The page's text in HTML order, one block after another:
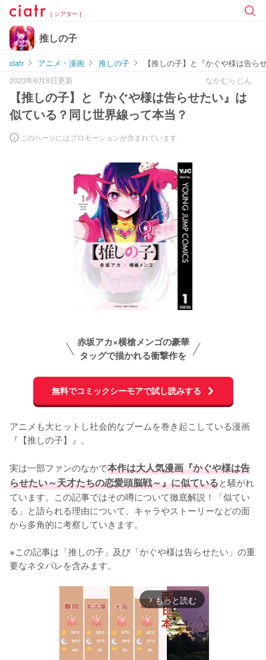
[ シアター ]
推しの子
ciatr アニメ・漫画 推しの子
【推しの子】と『かぐや様は告
2023年6月8日更新
なかむらじん
【推しの子】と『かぐや様は告らせたい』は
似ている？同じ世界線って本当？
このページにはプロモーションが含まれています
赤坂アカ×横槍メンゴの豪華
タッグで描かれる衝撃作を
無料でコミックシーモアで試し読みする
アニメも大ヒットし社会的なブームを巻き起こしている漫画
『【推しの子】』。
実は一部ファンのなかで本作は大人気漫画『かぐや様は告
らせたい～天才たちの恋愛頭脳戦～』に似ていると騒がれ
ています。この記事ではその噂について徹底解説！「似てい
る」と語られる理由について、キャラやストーリーなどの面
から多角的に考察していきます。
※この記事は「推しの子」及び「かぐや様は告らせたい」の重
要なネタバレを含みます。
arrow_forward_ios もっと読む